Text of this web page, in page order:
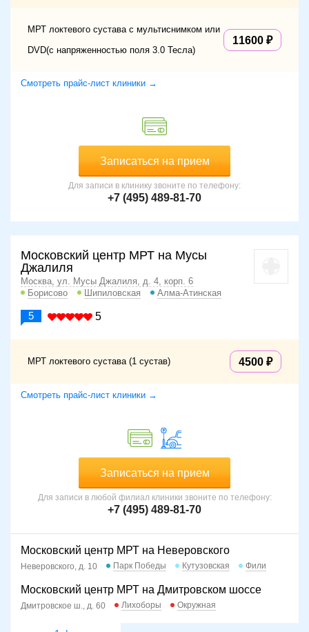
МРТ локтевого сустава с мультиснимком или
DVD(с напряженностью поля 3.0 Тесла)
11600
Смотреть прайс-лист клиники →
Записаться на прием
Для записи в клинику звоните по телефону:
+7 (495) 489-81-70
Московский центр МРТ на Мусы
Джалиля
Москва, ул. Мусы Джалиля, д. 4, корп. 6
Борисово
Шипиловская Алма-Атинская
5 5
МРТ локтевого сустава (1 сустав) 4500
Смотреть прайс-лист клиники →
Записаться на прием
Для записи в любой филиал клиники звоните по телефону:
+7 (495) 489-81-70
Московский центр МРТ на Неверовского
Неверовского, д. 10 Парк Победы Кутузовская Фили
Московский центр МРТ на Дмитровском шоссе
Дмитровское ш., д. 60 Лихоборы Окружная